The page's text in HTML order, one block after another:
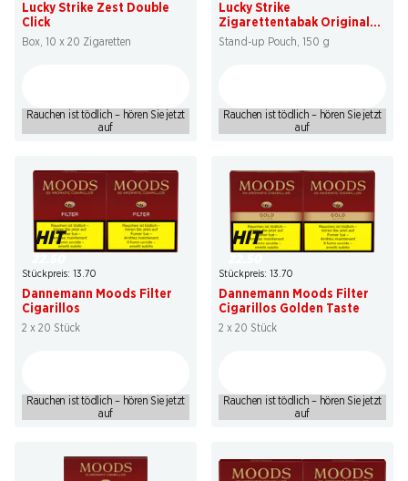
Lucky Strike Zest Double
Click
Box, 10 x 20 Zigaretten
Rauchen ist tödlich – hören Sie jetzt
auf
Lucky Strike
Zigarettentabak Original
Blue MYO
Stand-up Pouch, 150 g
Rauchen ist tödlich – hören Sie jetzt
auf
HIT
Stückpreis: 13.70
Dannemann Moods Filter
Cigarillos
2 x 20 Stück
Rauchen ist tödlich – hören Sie jetzt
auf
HIT
Stückpreis: 13.70
Dannemann Moods Filter
Cigarillos Golden Taste
2 x 20 Stück
Rauchen ist tödlich – hören Sie jetzt
auf